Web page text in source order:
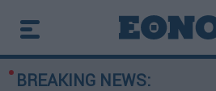
BREAKING NEWS: